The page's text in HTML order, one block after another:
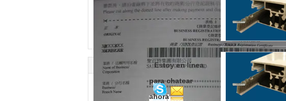
Estoy en línea
para chatear
ahora